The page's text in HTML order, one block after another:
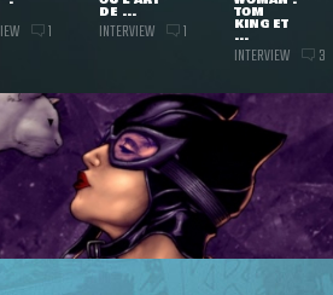
1
DE ...
INTERVIEW 1
TOM
KING ET
...
INTERVIEW 3